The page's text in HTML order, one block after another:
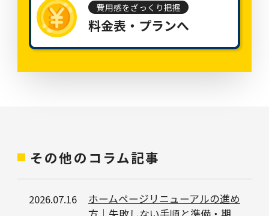
費用感をざっくり把握
料金表・プランへ
その他のコラム記事
2026.07.16
ホームページリニューアルの進め